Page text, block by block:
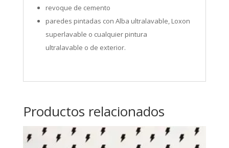
revoque de cemento
paredes pintadas con Alba ultralavable, Loxon
superlavable o cualquier pintura
ultralavable o de exterior.
Productos relacionados